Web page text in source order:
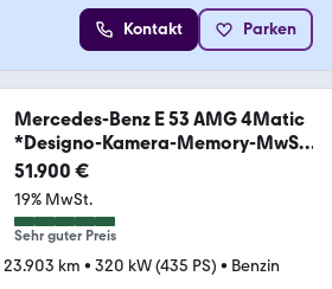
Kontakt Parken
Mercedes-Benz E 53 AMG 4Matic
*Designo-Kamera-Memory-MwSt-
20"*
51.900 €
19% MwSt.
Sehr guter Preis
23.903 km • 320 kW (435 PS) • Benzin